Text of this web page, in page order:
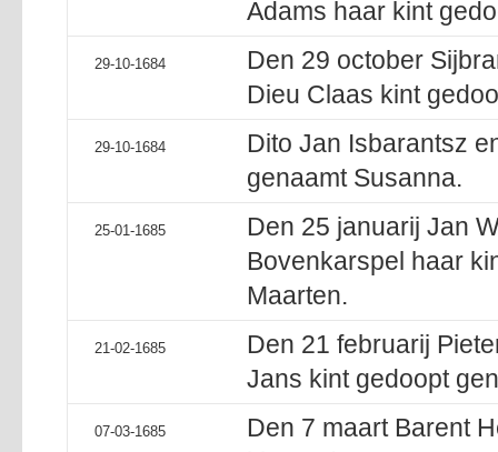
Adams haar kint
29-10-1684
Den 29 october
Dieu Claas kint
29-10-1684
Dito Jan Isbarantsz
genaamt Susanna.
25-01-1685
Den 25 januarij Jan
Bovenkarspel haar
Maarten.
21-02-1685
Den 21 februarij
Jans kint gedoopt
07-03-1685
Den 7 maart Barent